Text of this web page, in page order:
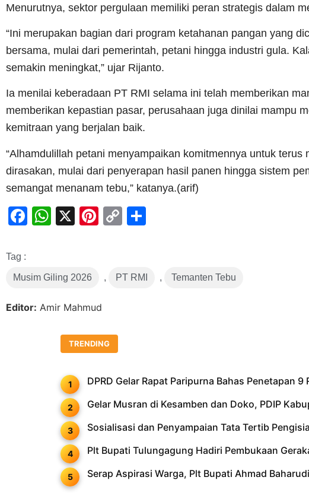
Menurutnya, sektor pergulaan memiliki peran strategis dalam
“Ini merupakan bagian dari program ketahanan pangan yang
bersama, mulai dari pemerintah, petani hingga industri gula.
semakin meningkat,” ujar Rijanto.
Ia menilai keberadaan PT RMI selama ini telah memberikan
memberikan kepastian pasar, perusahaan juga dinilai mampu
kemitraan yang berjalan baik.
“Alhamdulillah petani menyampaikan komitmennya untuk
dirasakan, mulai dari penyerapan hasil panen hingga sistem
semangat menanam tebu,” katanya.(arif)
Facebook
WhatsApp
X Pinterest
Copy
Tag :
Musim Giling 2026 , PT RMI , Temanten Tebu
Editor: Amir Mahmud
TRENDING
DPRD Gelar Rapat Paripurna Bahas Penetapan
Gelar Musran di Kesamben dan Doko, PDIP
Sosialisasi dan Penyampaian Tata Tertib
Plt Bupati Tulungagung Hadiri Pembukaan
Serap Aspirasi Warga, Plt Bupati Ahmad